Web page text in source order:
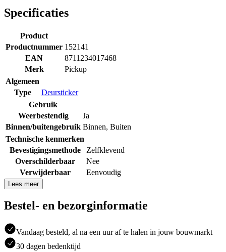
Specificaties
Product
Productnummer 152141
EAN
8711234017468
Merk
Pickup
Algemeen
Type
Deursticker
Gebruik
Weerbestendig
Ja
Binnen/buitengebruik Binnen, Buiten
Technische kenmerken
Bevestigingsmethode
Zelfklevend
Overschilderbaar
Nee
Verwijderbaar
Eenvoudig
Lees meer
Bestel- en bezorginformatie
Vandaag besteld, al na een uur af te halen in jouw bouwmarkt
30 dagen bedenktijd